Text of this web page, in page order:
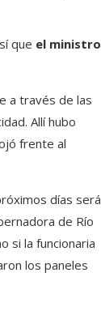
que el ministro
a través de las
Allí hubo
frente al
días será
de Río
si la funcionaria
los paneles